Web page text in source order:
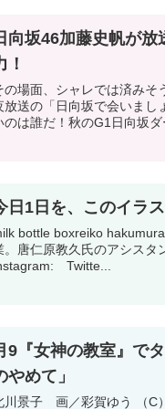
向坂46加藤史帆が
！
の場面、シャレでは済み
放送の「日向坂で会いまし
のは誰だ！秋のG1日向坂
日1日を、このイラ
bottle boxreiko
。唐仁原教久氏のアシスタ
Twitte...
9『女神の教室』で
やめて」
川景子 画／彩賀ゆう （C